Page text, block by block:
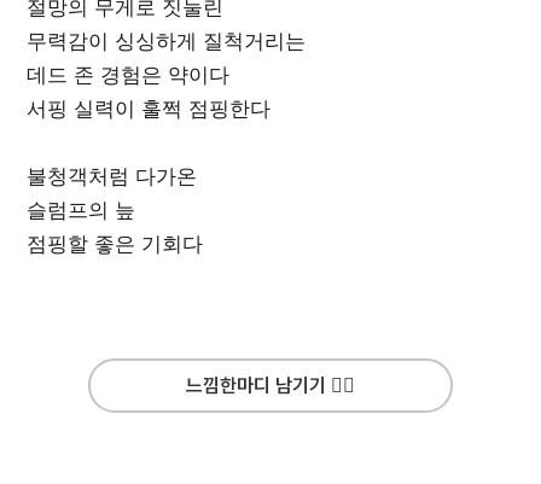
절망의 무게로 짓눌린
무력감이 싱싱하게 질척거리는
데드 존 경험은 약이다
서핑 실력이 훌쩍 점핑한다
불청객처럼 다가온
슬럼프의 늪
점핑할 좋은 기회다
느낌한마디 남기기 ✍🏻